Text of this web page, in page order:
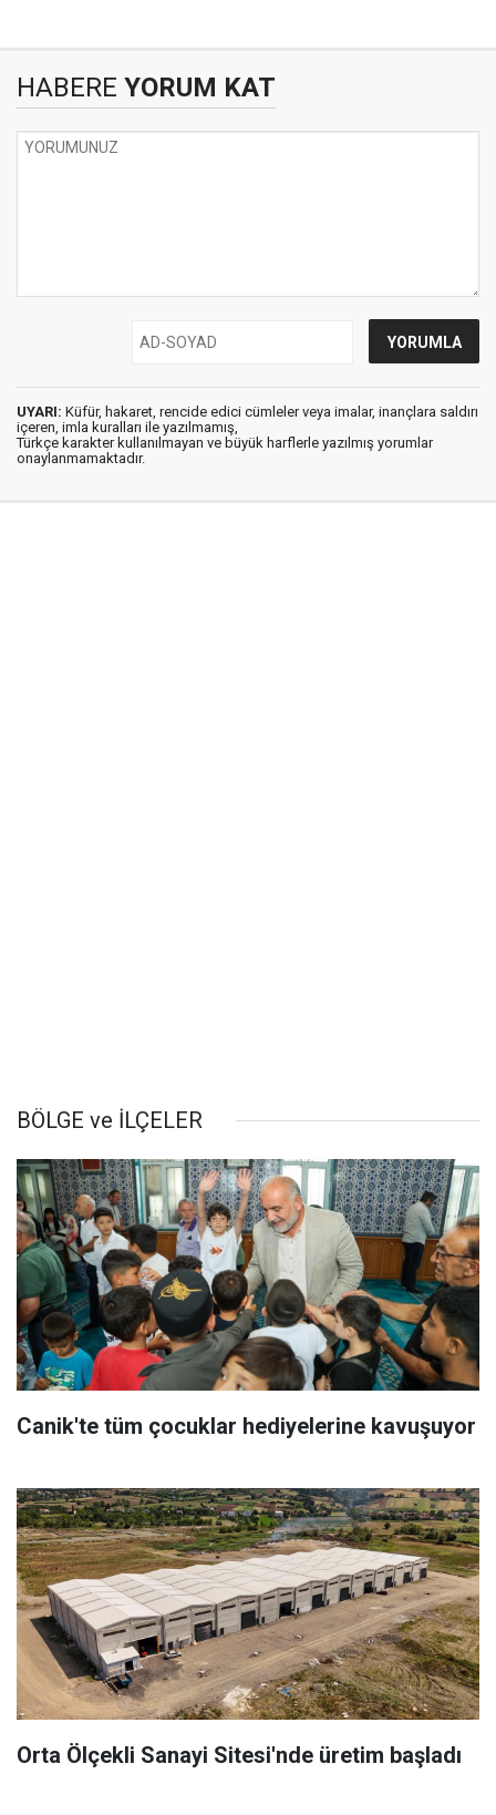
HABERE YORUM KAT
UYARI: Küfür, hakaret, rencide edici cümleler veya imalar, inançlara saldırı
içeren, imla kuralları ile yazılmamış,
Türkçe karakter kullanılmayan ve büyük harflerle yazılmış yorumlar
onaylanmamaktadır.
BÖLGE ve İLÇELER
Canik'te tüm çocuklar hediyelerine kavuşuyor
Orta Ölçekli Sanayi Sitesi'nde üretim başladı